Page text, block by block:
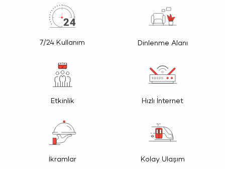
7/24 Kullanım Dinlenme Alanı
Etkinlik Hızlı İnternet
İkramlar Kolay Ulaşım